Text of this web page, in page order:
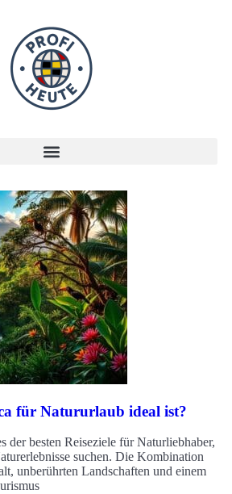
für Natururlaub ideal ist?
der besten Reiseziele für Naturliebhaber,
suchen. Die Kombination
unberührten Landschaften und einem